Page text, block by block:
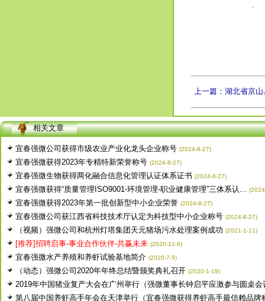
上一篇：湖北省京
相关文章
宜春强微公司获得市级农业产业化龙头企业称号 (2024-8-27)
宜春强微获得2023年专精特新荣誉称号 (2024-8-27)
宜春强微生物获得两化融合信息化管理认证体系证书 (2024-8-27)
宜春强微获得“质量管理ISO9001-环境管理-职业健康管理”三体系认...
宜春强微获得2023年第一批创新型中小企业荣誉 (2024-8-27)
宜春强微公司获江西省科技技术厅认定为科技型中小企业称号 (2024-8-27)
（视频）强微公司和杭州灯塔集团天元猪场污水处理案例成功 (2021-1-11)
[推荐]招聘启事-事业合作伙伴-共赢未来 (2020-12-6)
宜春强微水产养殖和养虾试验基地简介 (2020-7-5)
（动态）强微公司2020年年终总结暨颁奖典礼召开 (2020-1-19)
2019年中国猪业复产大会在广州举行（强微董事长钟启平应激参与圆桌会
第八届中国养虾高手年会在天津举行（宜春强微获得养虾高手最信赖品牌